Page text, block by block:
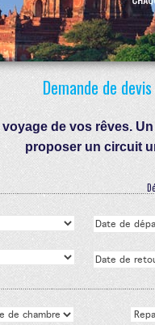
Demande de
de vos rêves.
proposer un circuit